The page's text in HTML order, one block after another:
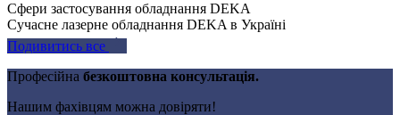
Сфери застосування обладнання DEKA
Сучасне лазерне обладнання DEKA в Україні
Подивитись все
Професійна безкоштовна консультація.
Нашим фахівцям можна довіряти!